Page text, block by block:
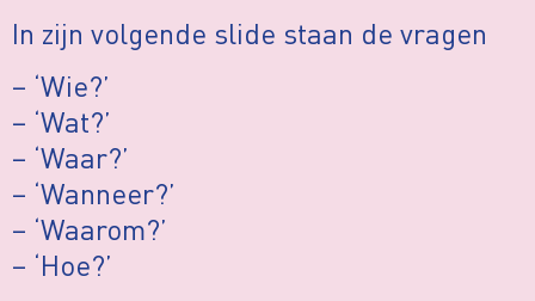
In zijn volgende slide staan de vragen
– ‘Wie?’
– ‘Wat?’
– ‘Waar?’
– ‘Wanneer?’
– ‘Waarom?’
– ‘Hoe?’